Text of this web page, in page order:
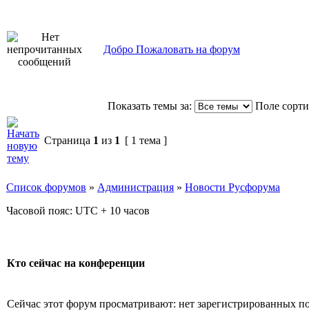
Добро Пожаловать на форум
Показать темы за: Поле
Страница 1 из 1 [ 1 тема ]
Список форумов » Администрация » Новости Русфорума
Часовой пояс: UTC + 10 часов
Кто сейчас на конференции
Сейчас этот форум просматривают: нет зарегистрированных